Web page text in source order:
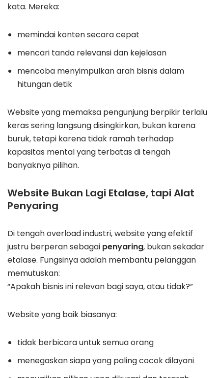
kata. Mereka:
memindai konten secara cepat
mencari tanda relevansi dan kejelasan
mencoba menyimpulkan arah bisnis dalam
hitungan detik
Website yang memaksa pengunjung berpikir terlalu
keras sering langsung disingkirkan, bukan karena
buruk, tetapi karena tidak ramah terhadap
kapasitas mental yang terbatas di tengah
banyaknya pilihan.
Website Bukan Lagi Etalase, tapi Alat
Penyaring
Di tengah overload industri, website yang efektif
justru berperan sebagai penyaring, bukan sekadar
etalase. Fungsinya adalah membantu pelanggan
memutuskan:
“Apakah bisnis ini relevan bagi saya, atau tidak?”
Website yang baik biasanya:
tidak berbicara untuk semua orang
menegaskan siapa yang paling cocok dilayani